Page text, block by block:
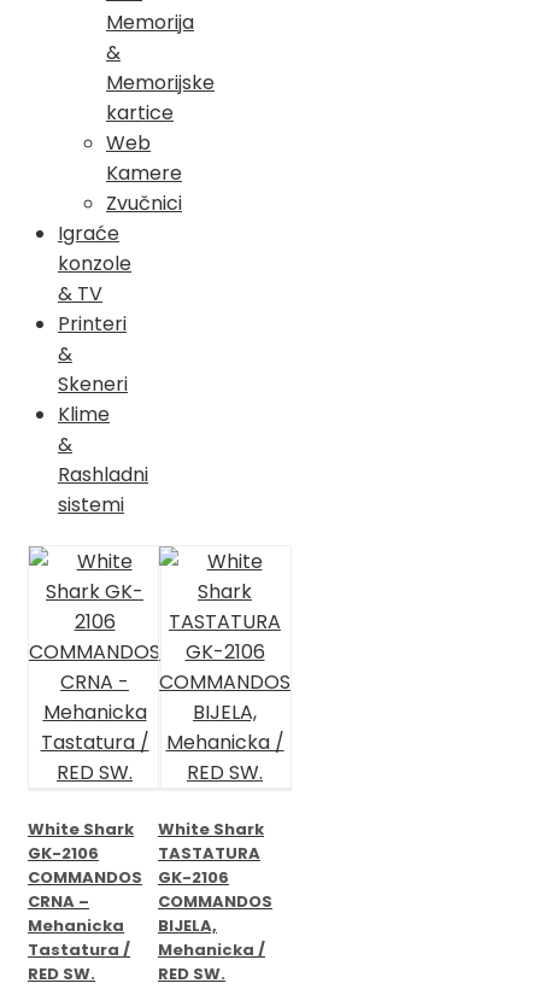
Memorija
&
Memorijske
kartice
Web
Kamere
Zvučnici
Igraće
konzole
& TV
Printeri
&
Skeneri
Klime
&
Rashladni
sistemi
White Shark
GK-2106
COMMANDOS
CRNA –
Mehanicka
Tastatura /
RED SW.
White Shark
TASTATURA
GK-2106
COMMANDOS
BIJELA,
Mehanicka /
RED SW.